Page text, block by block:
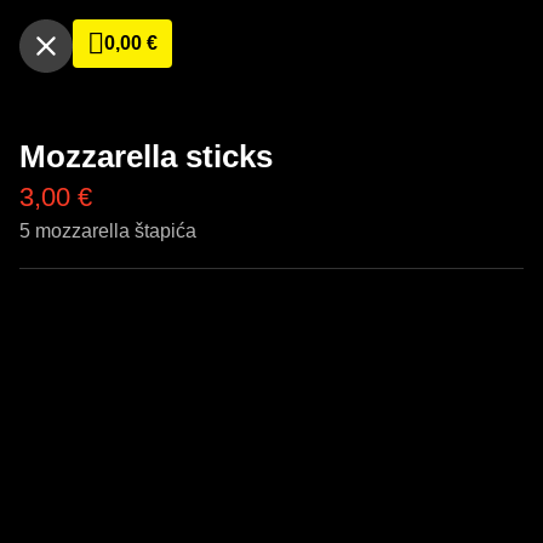
0,00 €
Mozzarella sticks
3,00 €
5 mozzarella štapića